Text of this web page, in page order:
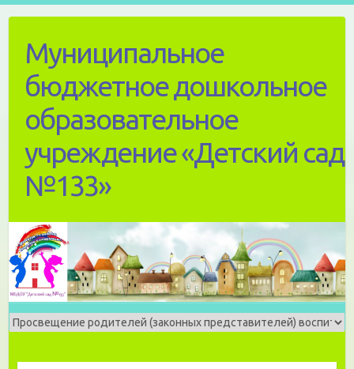
contentМуниципальное
бюджетное дошкольное
образовательное
учреждение «Детский сад
№133»